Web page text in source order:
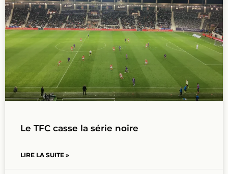
Le TFC casse la série noire
LIRE LA SUITE »